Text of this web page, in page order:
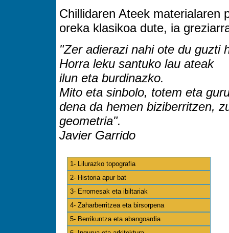
Chillidaren Ateek materialaren
oreka klasikoa dute, ia
"Zer adierazi nahi ote du guzti
Horra leku santuko lau ateak
ilun eta burdinazko.
Mito eta sinbolo, totem eta
dena da hemen biziberritzen,
geometria".
Javier Garrido
1- Lilurazko topografia
2- Historia apur bat
3- Erromesak eta ibiltariak
4- Zaharberritzea eta birsorpena
5- Berrikuntza eta abangoardia